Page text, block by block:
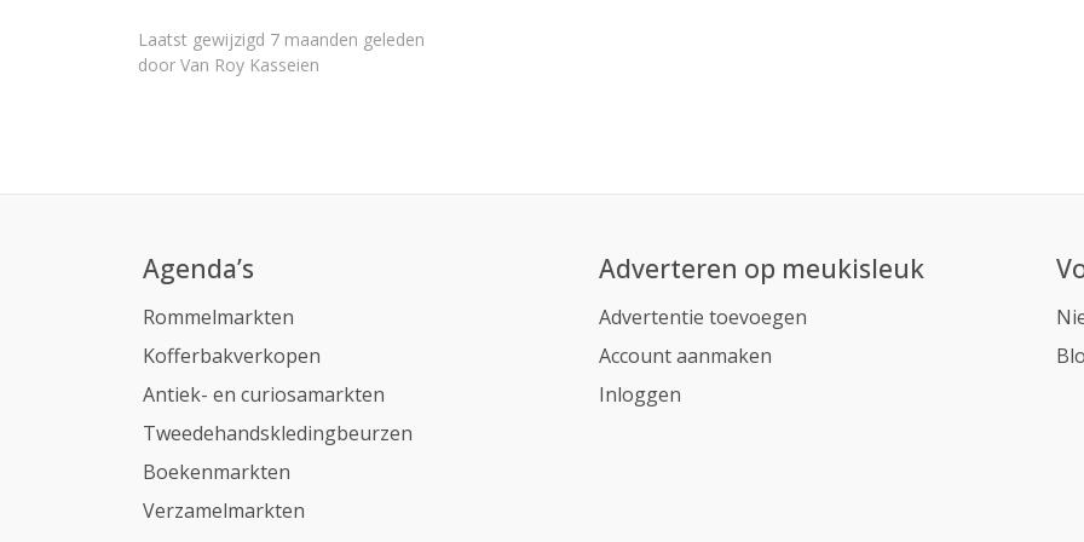
Laatst gewijzigd 7 maanden geleden
door Van Roy Kasseien
Agenda’s
Rommelmarkten
Kofferbakverkopen
Antiek- en curiosamarkten
Tweedehandskledingbeurzen
Boekenmarkten
Verzamelmarkten
Adverteren op meukisleuk
Advertentie toevoegen
Account aanmaken
Inloggen